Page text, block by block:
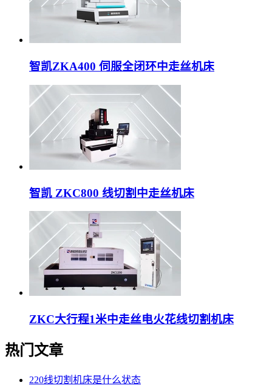
智凯ZKA400 伺服全闭环中走丝机床
智凯 ZKC800 线切割中走丝机床
ZKC大行程1米中走丝电火花线切割机床
热门文章
220线切割机床是什么状态